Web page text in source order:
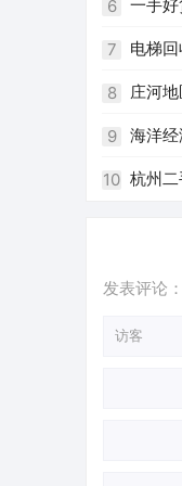
6 一手
7 电梯
8 庄河
9 海洋
10 杭州
发表评论：